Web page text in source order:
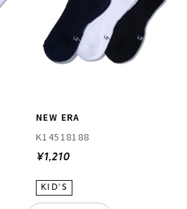
NEW ERA
K14518188
¥1,210